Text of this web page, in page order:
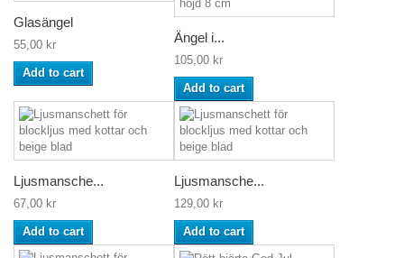
Glasängel
55,00 kr
Add to cart
Ängel i...
105,00 kr
Add to cart
Ljusmansche...
67,00 kr
Add to cart
Ljusmansche...
129,00 kr
Add to cart